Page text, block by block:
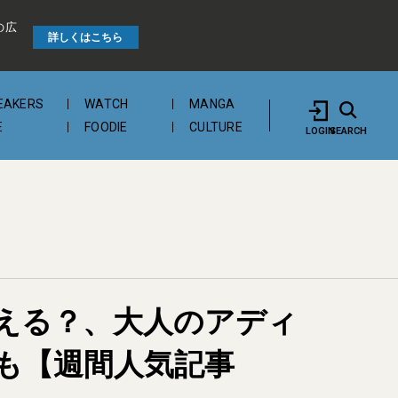
広
詳しくはこちら
WATCH
MANGA
FOODIE CULTURE LOGINSEARCH
る？、大人のアディ
【週間人気記事